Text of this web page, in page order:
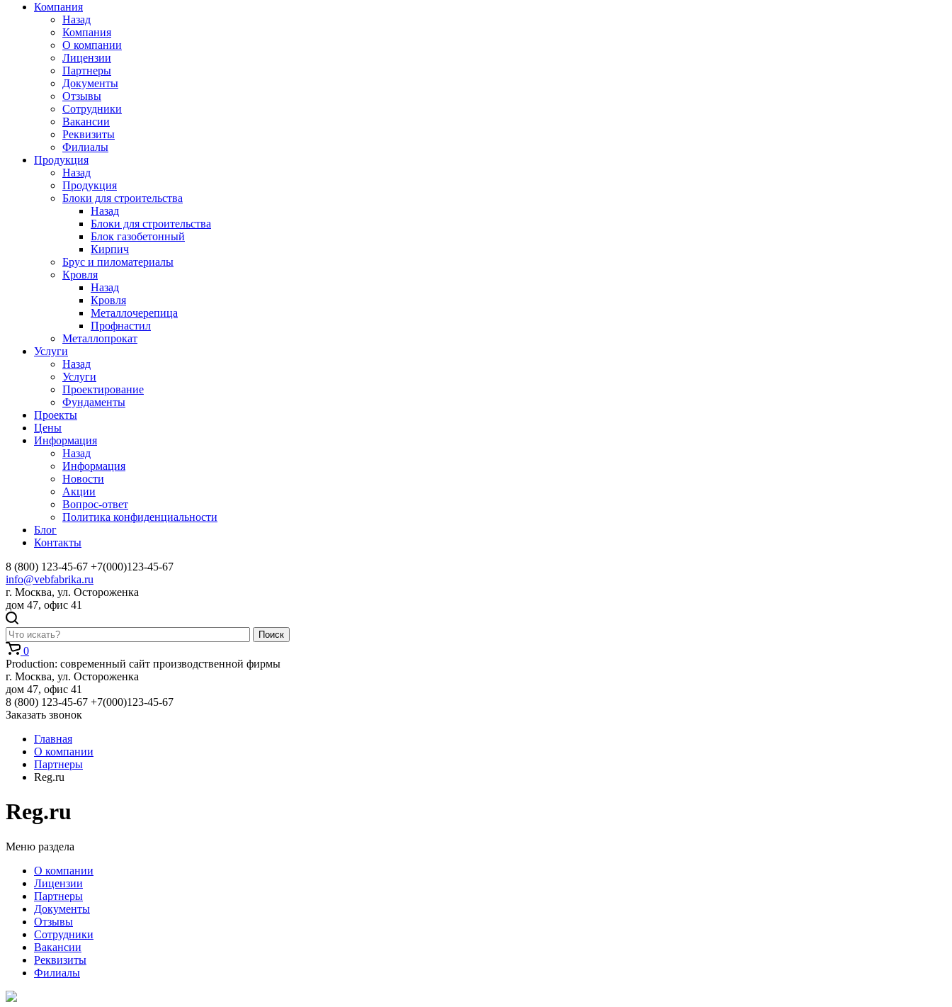
Компания
Назад
Компания
О компании
Лицензии
Партнеры
Документы
Отзывы
Сотрудники
Вакансии
Реквизиты
Филиалы
Продукция
Назад
Продукция
Блоки для строительства
Назад
Блоки для строительства
Блок газобетонный
Кирпич
Брус и пиломатериалы
Кровля
Назад
Кровля
Металлочерепица
Профнастил
Металлопрокат
Услуги
Назад
Услуги
Проектирование
Фундаменты
Проекты
Цены
Информация
Назад
Информация
Новости
Акции
Вопрос-ответ
Политика конфиденциальности
Блог
Контакты
8 (800) 123-45-67 +7(000)123-45-67
info@vebfabrika.ru
г. Москва, ул. Остороженка
дом 47, офис 41
Поиск
0
Production: современный сайт производственной фирмы
г. Москва, ул. Остороженка
дом 47, офис 41
8 (800) 123-45-67 +7(000)123-45-67
Заказать звонок
Главная
О компании
Партнеры
Reg.ru
Reg.ru
Меню раздела
О компании
Лицензии
Партнеры
Документы
Отзывы
Сотрудники
Вакансии
Реквизиты
Филиалы